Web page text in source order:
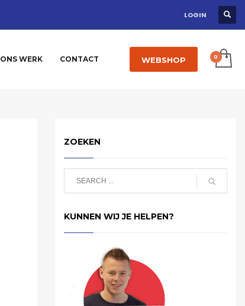
LOGIN
ONS WERK CONTACT WEBSHOP
ZOEKEN
KUNNEN WIJ JE HELPEN?